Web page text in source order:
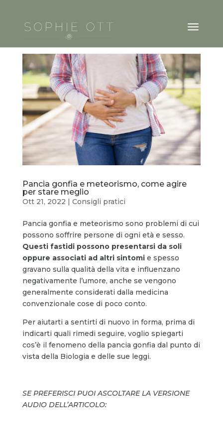
Pancia gonfia e meteorismo, come agire
per stare meglio
Ott 21, 2022 | Consigli pratici
Pancia gonfia e meteorismo sono problemi di cui
possono soffrire persone di ogni età e sesso.
Questi fastidi possono presentarsi da soli
oppure associati ad altri sintomie spesso
gravano sulla qualità della vita e influenzano
negativamente l’umore, anche se vengono
generalmente considerati dalla medicina
convenzionale cose di poco conto.
Per aiutarti a sentirti di nuovo in forma, prima di
indicarti quali rimedi seguire, voglio spiegarti
cos’è il fenomeno della pancia gonfia dal punto di
vista della Biologia e delle sue leggi.
SE PREFERISCI PUOI ASCOLTARE LA VERSIONE
AUDIO DELL’ARTICOLO: